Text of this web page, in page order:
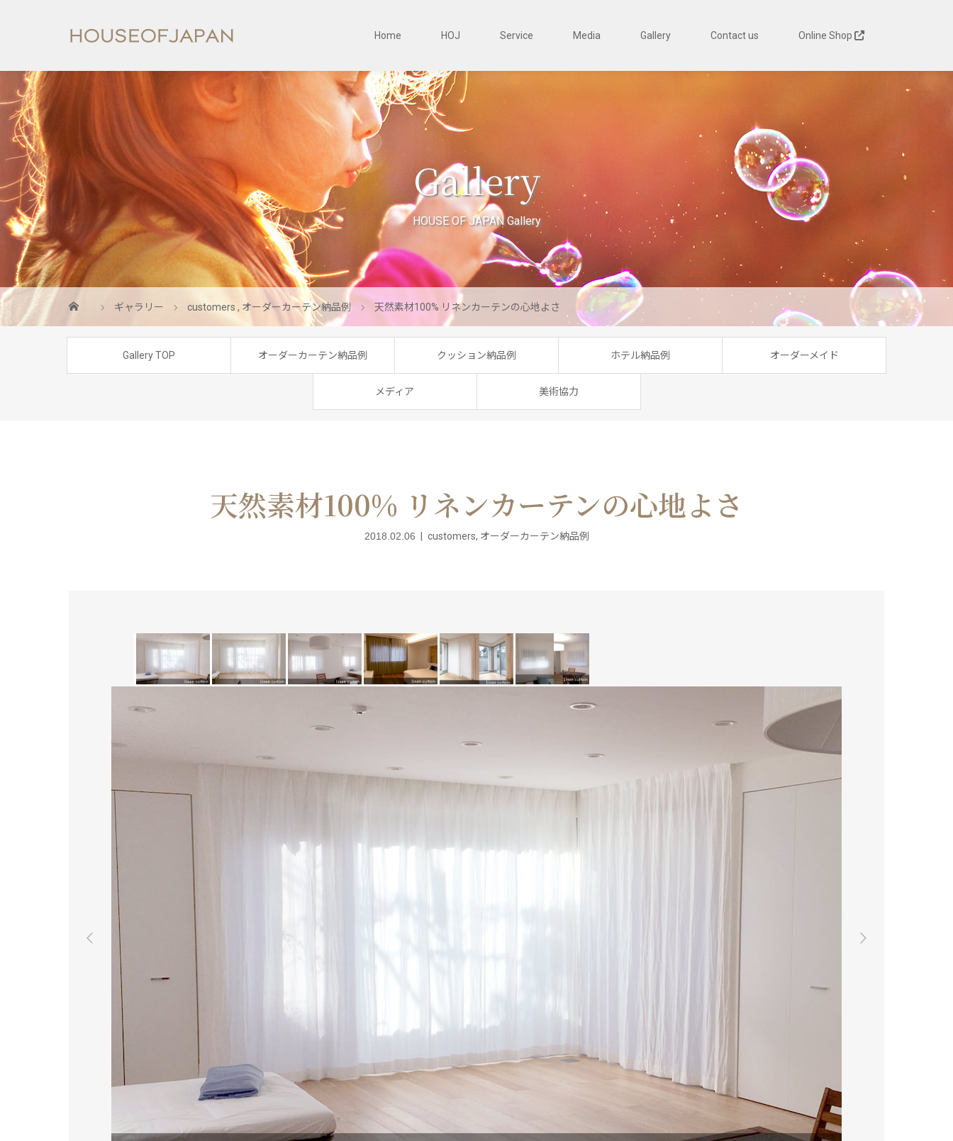
Home HOJ Service Media Gallery Contact us Online Shop
Gallery
HOUSE OF JAPAN Gallery
ギャラリー customers , オーダーカーテン納品例 天然素材100% リネンカーテンの心地よさ
Gallery TOP オーダーカーテン納品例 クッション納品例 ホテル納品例 オーダーメイド
メディア 美術協力
天然素材100% リネンカーテンの心地よさ
2018.02.06 customers, オーダーカーテン納品例